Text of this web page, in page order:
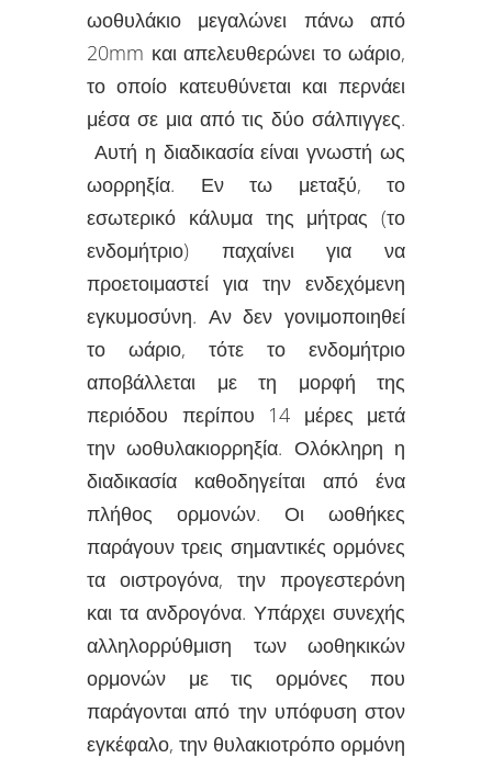
ωοθυλάκιο μεγαλώνει πάνω από
20mm και απελευθερώνει το ωάριο,
το οποίο κατευθύνεται και περνάει
μέσα σε μια από τις δύο σάλπιγγες.
Αυτή η διαδικασία είναι γνωστή ως
ωορρηξία. Εν τω μεταξύ, το
εσωτερικό κάλυμα της μήτρας (το
ενδομήτριο) παχαίνει για να
προετοιμαστεί για την ενδεχόμενη
εγκυμοσύνη. Αν δεν γονιμοποιηθεί
το ωάριο, τότε το ενδομήτριο
αποβάλλεται με τη μορφή της
περιόδου περίπου 14 μέρες μετά
την ωοθυλακιορρηξία. Ολόκληρη η
διαδικασία καθοδηγείται από ένα
πλήθος ορμονών. Οι ωοθήκες
παράγουν τρεις σημαντικές ορμόνες
τα οιστρογόνα, την προγεστερόνη
και τα ανδρογόνα. Υπάρχει συνεχής
αλληλορρύθμιση των ωοθηκικών
ορμονών με τις ορμόνες που
παράγονται από την υπόφυση στον
εγκέφαλο, την θυλακιοτρόπο ορμόνη